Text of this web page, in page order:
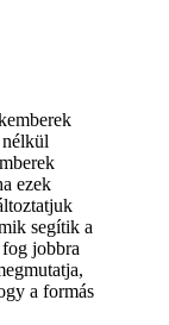
ezek
segítik a
fog jobbra
a formás